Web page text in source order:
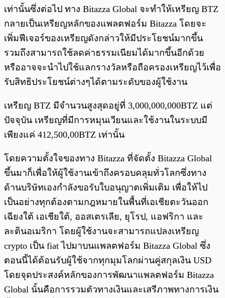
เท่านั้นซึ่งต่อไป ทาง Bitazza Global จะทำให้เหรียญ BTZ
กลายเป็นเหรียญหลักของแพลตฟอร์ม Bitazza โดยจะ
เพิ่มฟีเจอร์ของเหรียญดังกล่าวให้มีประโยชน์มากขึ้น
รวมถึงสามารถใช้ลดค่าธรรมเนียมได้มากขึ้นอีกด้วย
หรืออาจจะนำไปใช้แลกรางวัลหรือถือครองเหรียญไว้เพื่อ
รับสิทธิประโยชน์ต่างๆได้ตามระดับของผู้ใช้งาน
เหรียญ BTZ มีจำนวนสูงสุดอยู่ที่ 3,000,000,000BTZ แต่
ปัจจุบัน เหรียญที่มีการหมุนเวียนและใช้งานในระบบมี
เพียงแค่ 412,500,00BTZ เท่านั้น
โดยความตั้งใจของทาง Bitazza ที่จัดตั้ง Bitazza Global
ขึ้นมาก็เพื่อให้ผู้ใช้งานเข้าถึงครอบคลุมทั่วโลกซึ่งทาง
ด้านบริษัทเองกำลังขอรับใบอนุญาตเพิ่มเติม เพื่อให้ไป
เป็นอย่างทุกต้องตามกฎหมายในพื้นที่เอเชียตะวันออก
เฉียงใต้ เอเชียใต้, ออสเตรเลีย, ยุโรป, แอฟริกา และ
ละตินอเมริกา โดยผู้ใช้งานจะสามารถแปลงเหรียญ
crypto เป็น fiat ไปมาบนแพลตฟอร์ม Bitazza Global ซึ่ง
ตอนนี้ได้ต้อนรับผู้ใช้จากทุกมุมโลกผ่านคู่สกุลเงิน USD
โดยจุดประสงค์หลักของการพัฒนาแพลตฟอร์ม Bitazza
Global นั้นคือการรวมตัวทางเงินและเสรีภาพทางการเงิน